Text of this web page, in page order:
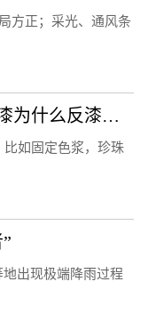
方正；采光、通风条
汽车钣金喷漆宣传语（汽车喷漆为什么反漆？）
如固定色浆，珍珠
出现极端降雨过程